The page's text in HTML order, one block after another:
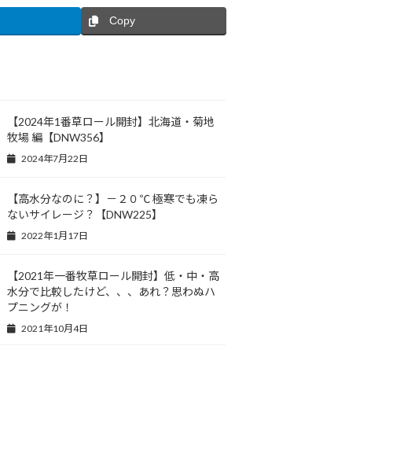
Copy
【2024年1番草ロール開封】北海道・菊地
牧場 編【DNW356】
2024年7月22日
【高水分なのに？】－２０℃ 極寒でも凍ら
ないサイレージ？【DNW225】
2022年1月17日
【2021年一番牧草ロール開封】低・中・高
水分で比較したけど、、、あれ？思わぬハ
プニングが！
2021年10月4日